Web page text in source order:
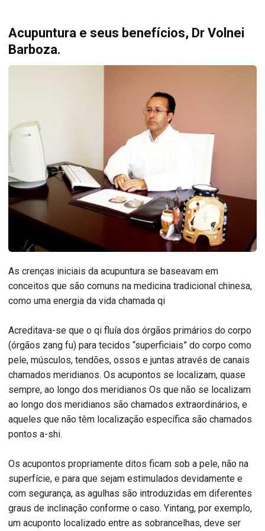
Acupuntura e seus benefícios, Dr Volnei
Barboza.
As crenças iniciais da acupuntura se baseavam em
conceitos que são comuns na medicina tradicional chinesa,
como uma energia da vida chamada qi
Acreditava-se que o qi fluía dos órgãos primários do corpo
(órgãos zang fu) para tecidos “superficiais” do corpo como
pele, músculos, tendões, ossos e juntas através de canais
chamados meridianos. Os acupontos se localizam, quase
sempre, ao longo dos meridianos Os que não se localizam
ao longo dos meridianos são chamados extraordinários, e
aqueles que não têm localização específica são chamados
pontos a-shi.
Os acupontos propriamente ditos ficam sob a pele, não na
superfície, e para que sejam estimulados devidamente e
com segurança, as agulhas são introduzidas em diferentes
graus de inclinação conforme o caso. Yintang, por exemplo,
um acuponto localizado entre as sobrancelhas, deve ser